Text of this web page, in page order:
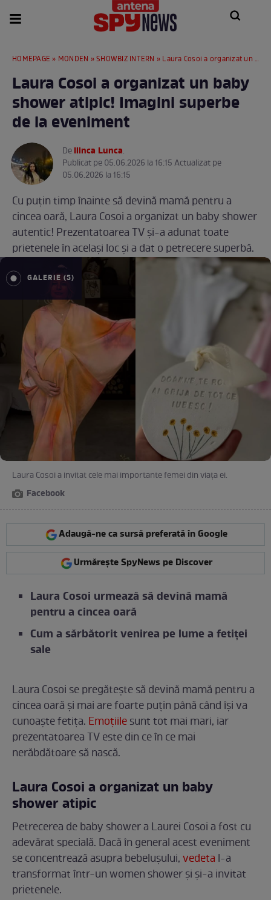
HOMEPAGE » MONDEN »SHOWBIZ INTERN » Laura Cosoi a organizat un baby shower atipic! Imagini superbe de la eveniment
Laura Cosoi a organizat un baby
shower atipic! Imagini superbe
de la eveniment
DeIlinca Lunca.
Publicat pe 05.06.2026 la 16:15 Actualizat pe
05.06.2026 la 16:15
Cu puțin timp înainte să devină mamă pentru a
cincea oară, Laura Cosoi a organizat un baby shower
autentic! Prezentatoarea TV și-a adunat toate
prietenele în același loc și a dat o petrecere superbă.
GALERIE (5)
Laura Cosoi a invitat cele mai importante femei din viața ei.
Facebook
Adaugă-ne ca sursă preferată în Google
Urmărește SpyNews pe Discover
Laura Cosoi urmează să devină mamă
pentru a cincea oară
Cum a sărbătorit venirea pe lume a fetiței
sale
Laura Cosoi se pregătește să devină mamă pentru a
cincea oară și mai are foarte puțin până când își va
cunoaște fetița. Emoțiilesunt tot mai mari, iar
prezentatoarea TV este din ce în ce mai
nerăbdătoare să nască.
Laura Cosoi a organizat un baby
shower atipic
Petrecerea de baby shower a Laurei Cosoi a fost cu
adevărat specială. Dacă în general acest eveniment
se concentrează asupra bebelușului,vedeta l-a
transformat într-un women shower și și-a invitat
prietenele.